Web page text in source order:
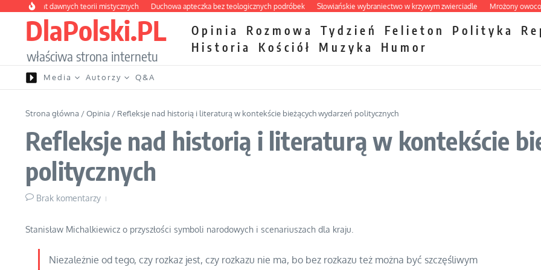
Przejdź do treści
labirynt dawnych teorii mistycznych Duchowa apteczka bez teologicznych podróbek Słowiańskie wybraniectwo w krzywym zwierciadle Mrożony owocowy
DlaPolski.PL
właściwa strona internetu
Opinia Rozmowa Tydzień Felieton Polityka
Historia
Kościół Muzyka Humor
Media Autorzy Q&A
Strona główna /Opinia / Refleksje nad historią i literaturą w kontekście bieżących wydarzeń politycznych
Refleksje nad historią i literaturą w kontekście
politycznych
Brak komentarzy
Stanisław Michalkiewicz o przyszłości symboli narodowych i scenariuszach dla kraju.
Niezależnie od tego, czy rozkaz jest, czy rozkazu nie ma, bo bez rozkazu też można być szczęśliwym